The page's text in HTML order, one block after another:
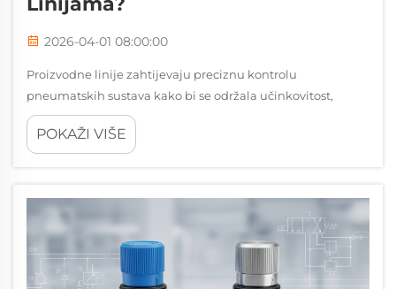
2026-04-01 08:00:00
Proizvodne linije zahtijevaju preciznu kontrolu
pneumatskih sustava kako bi se održala učinkovitost,
sigurnost i kvaliteta proizvoda. Jedan od ključnih
komponenti koji omogućava ovu kontrolu je zračni
POKAŽI VIŠE